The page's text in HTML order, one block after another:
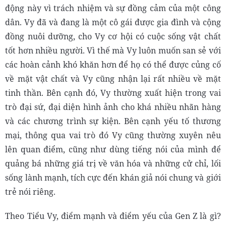
động này vì trách nhiệm và sự đồng cảm của một công
dân. Vy đã và đang là một cô gái được gia đình và cộng
đồng nuôi dưỡng, cho Vy cơ hội có cuộc sống vật chất
tốt hơn nhiều người. Vì thế mà Vy luôn muốn san sẻ với
các hoàn cảnh khó khăn hơn để họ có thể được củng cố
về mặt vật chất và Vy cũng nhận lại rất nhiều về mặt
tinh thần. Bên cạnh đó, Vy thường xuất hiện trong vai
trò đại sứ, đại diện hình ảnh cho khá nhiều nhãn hàng
và các chương trình sự kiện. Bên cạnh yếu tố thương
mại, thông qua vai trò đó Vy cũng thường xuyên nêu
lên quan điểm, cũng như dùng tiếng nói của mình để
quảng bá những giá trị về văn hóa và những cử chỉ, lối
sống lành mạnh, tích cực đến khán giả nói chung và giới
trẻ nói riêng.
Theo Tiểu Vy, điểm mạnh và điểm yếu của Gen Z là gì?